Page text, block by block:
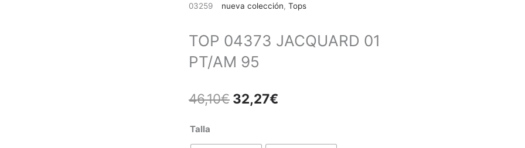
03259 nueva colección, Tops
TOP 04373 JACQUARD 01
PT/AM 95
46,10€ El
era:
32,27€El
es:
Talla
TOP